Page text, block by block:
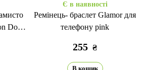
Dog
Є в наявності
Ремінець- браслет Glamor для
телефону pink
255 ₴
В кошик